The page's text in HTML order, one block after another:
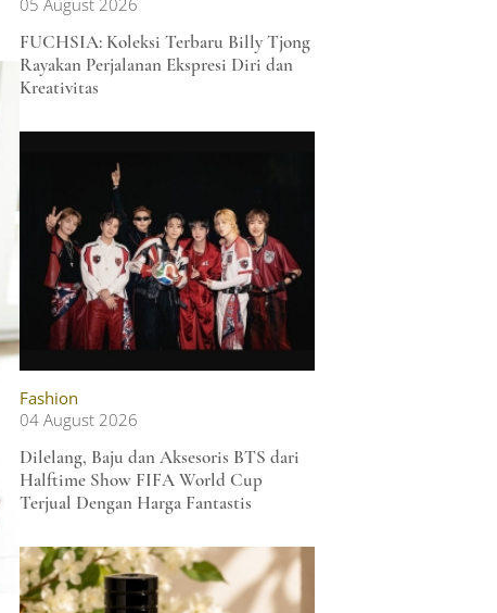
05 August 2026
FUCHSIA: Koleksi Terbaru Billy Tjong
Rayakan Perjalanan Ekspresi Diri dan
Kreativitas
Fashion
04 August 2026
Dilelang, Baju dan Aksesoris BTS dari
Halftime Show FIFA World Cup
Terjual Dengan Harga Fantastis